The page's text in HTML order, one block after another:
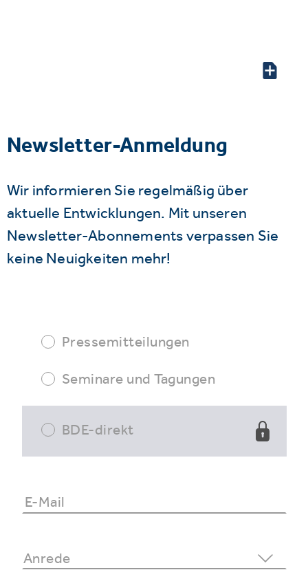
Newsletter-Anmeldung
Wir informieren Sie regelmäßig über
aktuelle Entwicklungen. Mit unseren
Newsletter-Abonnements verpassen Sie
keine Neuigkeiten mehr!
Pressemitteilungen
Seminare und Tagungen
BDE-direkt